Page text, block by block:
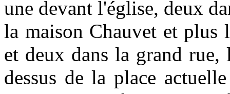
une devant l'église, deux
la maison Chauvet et
et deux dans la grand
dessus de la place